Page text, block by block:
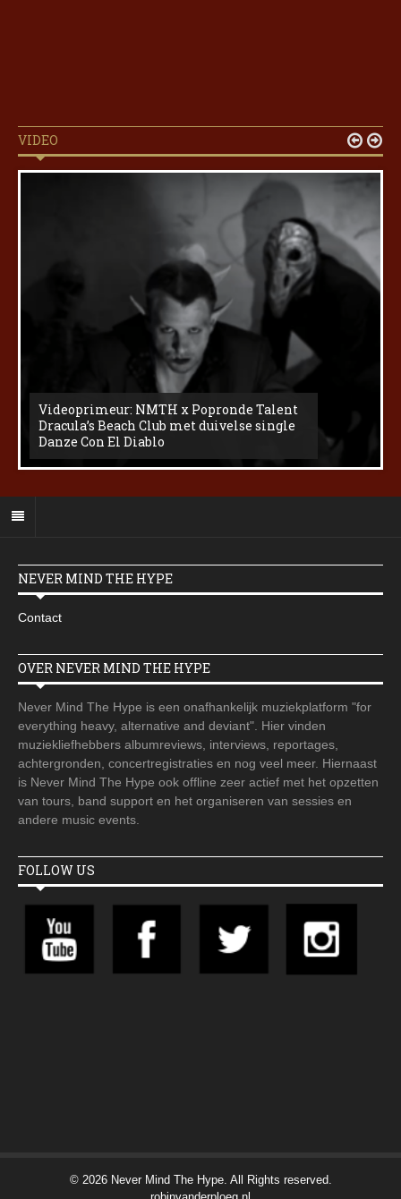
VIDEO
Videoprimeur: NMTH x Popronde Talent
Dracula’s Beach Club met duivelse single
Danze Con El Diablo
 
NEVER MIND THE HYPE
Contact
OVER NEVER MIND THE HYPE
Never Mind The Hype is een onafhankelijk muziekplatform "for
everything heavy, alternative and deviant". Hier vinden
muziekliefhebbers albumreviews, interviews, reportages,
achtergronden, concertregistraties en nog veel meer. Hiernaast
is Never Mind The Hype ook offline zeer actief met het opzetten
van tours, band support en het organiseren van sessies en
andere music events.
FOLLOW US
© 2026 Never Mind The Hype. All Rights reserved.